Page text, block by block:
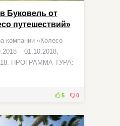
Буковель от
путешествий»
компании «Колесо
– 01.10.2018,
ПРОГРАММА ТУРА:
5 0